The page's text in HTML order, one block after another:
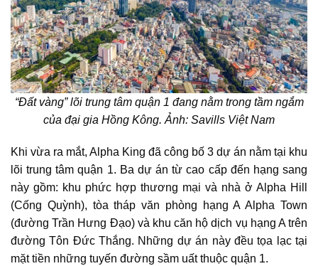
“Đất vàng” lõi trung tâm quận 1 đang nằm trong tầm ngắm
của đại gia Hồng Kông. Ảnh: Savills Việt Nam
Khi vừa ra mắt, Alpha King đã công bố 3 dự án nằm tại khu
lõi trung tâm quận 1. Ba dự án từ cao cấp đến hạng sang
này gồm: khu phức hợp thương mại và nhà ở Alpha Hill
(Cống Quỳnh), tòa tháp văn phòng hạng A Alpha Town
(đường Trần Hưng Đạo) và khu căn hộ dịch vụ hạng A trên
đường Tôn Đức Thắng. Những dự án này đều tọa lạc tại
mặt tiền những tuyến đường sầm uất thuộc quận 1.